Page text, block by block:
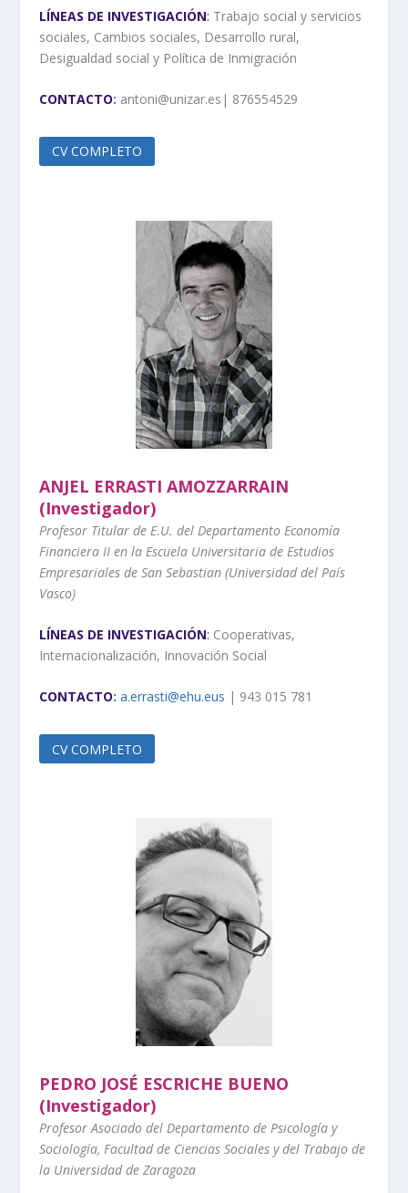
LÍNEAS DE INVESTIGACIÓN: Trabajo social y servicios
sociales, Cambios sociales, Desarrollo rural,
Desigualdad social y Política de Inmigración
CONTACTO: antoni@unizar.es| 876554529
CV COMPLETO
ANJEL ERRASTI AMOZZARRAIN
(Investigador)
Profesor Titular de E.U. del Departamento Economía
Financiera II en la Escuela Universitaria de Estudios
Empresariales de San Sebastian (Universidad del País
Vasco)
LÍNEAS DE INVESTIGACIÓN: Cooperativas,
Internacionalización, Innovación Social
CONTACTO: a.errasti@ehu.eus | 943 015 781
CV COMPLETO
PEDRO JOSÉ ESCRICHE BUENO
(Investigador)
Profesor Asociado del Departamento de Psicología y
Sociología, Facultad de Ciencias Sociales y del Trabajo de
la Universidad de Zaragoza